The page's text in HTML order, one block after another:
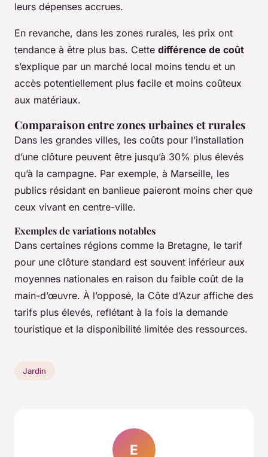
leurs dépenses accrues.
En revanche, dans les zones rurales, les prix ont
tendance à être plus bas. Cette différence de coût
s’explique par un marché local moins tendu et un
accès potentiellement plus facile et moins coûteux
aux matériaux.
Comparaison entre zones urbaines et rurales
Dans les grandes villes, les coûts pour l’installation
d’une clôture peuvent être jusqu’à 30% plus élevés
qu’à la campagne. Par exemple, à Marseille, les
publics résidant en banlieue paieront moins cher que
ceux vivant en centre-ville.
Exemples de variations notables
Dans certaines régions comme la Bretagne, le tarif
pour une clôture standard est souvent inférieur aux
moyennes nationales en raison du faible coût de la
main-d’œuvre. À l’opposé, la Côte d’Azur affiche des
tarifs plus élevés, reflétant à la fois la demande
touristique et la disponibilité limitée des ressources.
Jardin
E